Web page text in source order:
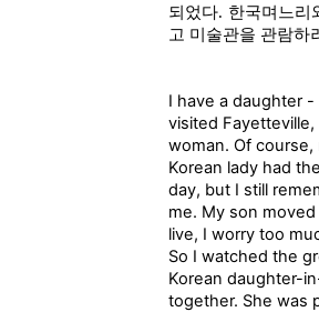
되었다. 한국며느
고 미술관을 관람하
I have a daughter
visited
woman. Of
Korean lady had
day, but I still
me. My son
live, I worry too
So I watched the
Korean daughter-
together. She was